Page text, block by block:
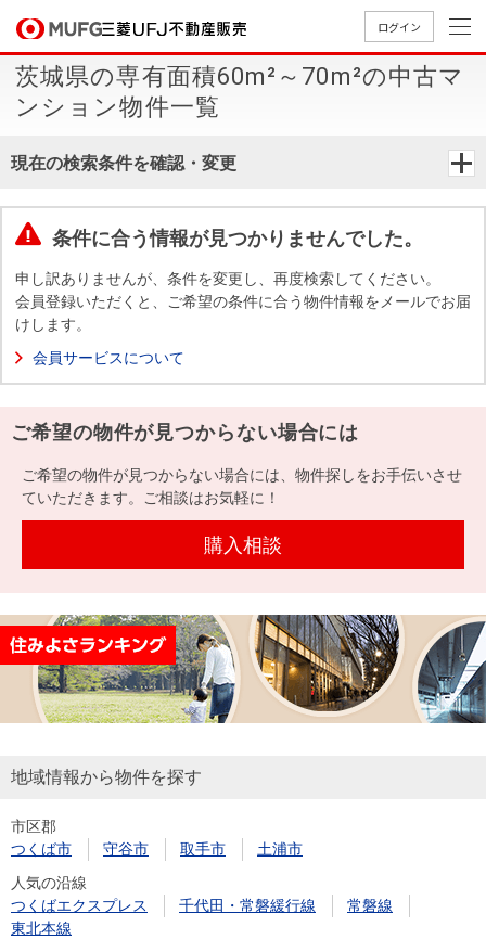
ログイン
買いたいTOP
中古
マン
ンを
探す
築・
一戸
建て
す
用
物
件
を
す
件を
探す
購入向け
サービス
住宅ロー
ンシミュ
レーショ
役立ちコ
売りたいTOP
無
料
定
却
談
売却
金額
試算
売却向け
周辺相場
住まい1プ
住まいと
暮らしの
税金の本
売却ガイ
店舗案内TOP
店舗のご
案内（首
案内（名
案内（関
会社情報TOP
ごあいさ
つ
要
Way
経営ビジ
ョン
組織図
役員一
沿革
本社地
図
（電子ブ
ック版）
採用情報TOP
新卒採用
情報
採用情報
買いたい
売りたい
店舗案内
会社情報
採用情報
提携企業にお勤めの方
閉じる
茨城県の専有面積60m²～70m²の中古マ
ンション物件一覧
現在の検索条件を確認・変更
条件に合う情報が見つかりませんでした。
申し訳ありませんが、条件を変更し、再度検索してください。
会員登録いただくと、ご希望の条件に合う物件情報をメールでお届
けします。
会員サービスについて
ご希望の物件が見つからない場合には
ご希望の物件が見つからない場合には、物件探しをお手伝いさせ
ていただきます。ご相談はお気軽に！
購入相談
地域情報から物件を探す
市区郡
つくば市
守谷市 取手市
土浦市
人気の沿線
つくばエクスプレス
千代田・常磐緩行線
常磐線
東北本線